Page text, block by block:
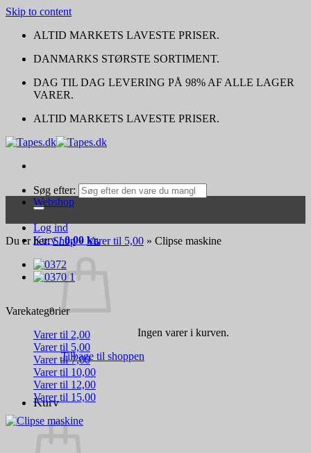
Skip to content
ALTID MARKETS LAVESTE PRISER.
DANMARKS STØRSTE SORTIMENT.
DAG TIL DAG LEVERING PÅ 98% AF ALLE LAGER
VARER.
ALTID MARKETS LAVESTE PRISER.
Søg efter:
Log ind
Kurv /0,00 kr.
Ingen varer i kurven.
Tilbage til shoppen
Kurv
Webshop
Du er her: Shop» Varer til 5,00 » Clipse maskine
Varekategorier
Varer til 2,00
Varer til 5,00
Varer til 7,00
Varer til 10,00
Varer til 12,00
Varer til 15,00